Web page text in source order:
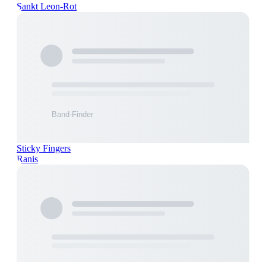
Sankt Leon-Rot
Sticky Fingers
Ranis